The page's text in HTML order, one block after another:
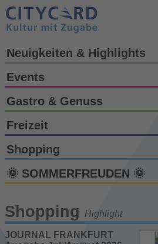
Neuigkeiten & Highlights
Events
Gastro & Genuss
Freizeit
Shopping
🌞 SOMMERFREUDEN 🌞
Shopping Highlight
JOURNAL FRANKFURT